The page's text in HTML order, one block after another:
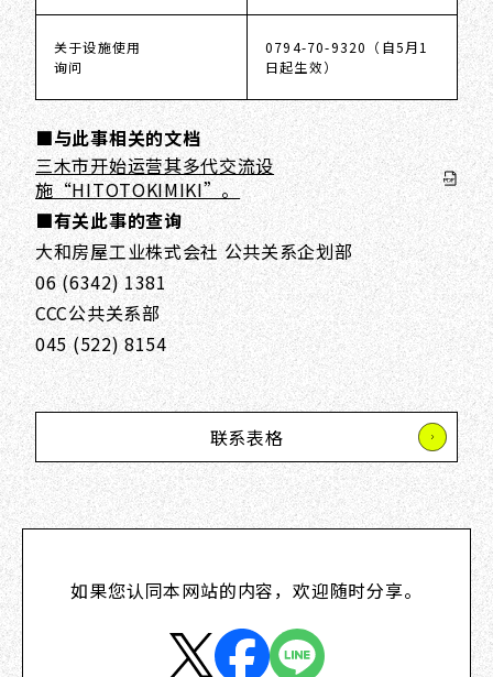
关于设施使用
询问
0794-70-9320（自5月1
日起生效）
■与此事相关的文档
三木市开始运营其多代交流设
施“HITOTOKIMIKI”。
■有关此事的查询
大和房屋工业株式会社 公共关系企划部
06 (6342) 1381
CCC公共关系部
045 (522) 8154
联系表格
如果您认同本网站的内容，欢迎随时分享。